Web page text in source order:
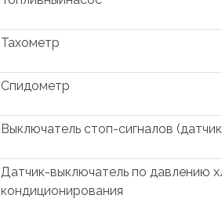
Тахометр
Спидометр
Выключатель стоп-сигналов
Датчик-выключатель по давлению
кондиционирования